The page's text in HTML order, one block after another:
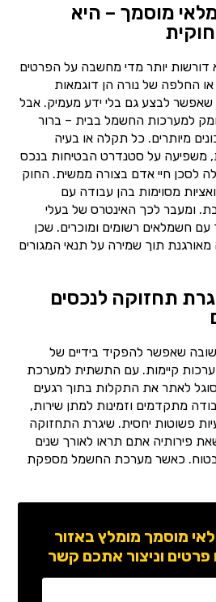
מוסמך – היא
דורשות יותר מדי מחשבה על הפרטים
החלפה של נורה הן דוגמאות
שאפשר לבצע גם בלי ידע מעמיק. אבל
למערכות החשמל בבית – ברור
מיותרים. כל תקלה או בעיה
משפיעה על סטנדרט הבטיחות בנכס
לסכן חיי אדם בצורה ממשית. החוק
מסוימות בהן עבודה עם
ומעבר לכך האינטרס של בעלי
עם חשמלאים רשומים ומוכרים. שכן
תוך שמירה על תנאי המגורים
תחזוקה לנכסים
שאפשר להפקיד בידיים של
קיימות. עם התשתית למערכת
לאתר את התקלות בתוך רגעים
מתקדמים וזמינות למתן שירות,
פשוטות יחסית. שיגרת התחזוקה
פירותיה אתם תראו לאורך שנים
בטוח. כאשר מערכת החשמל מספקת
מוסמך מומלץ באזור
וניצור אתכם קשר